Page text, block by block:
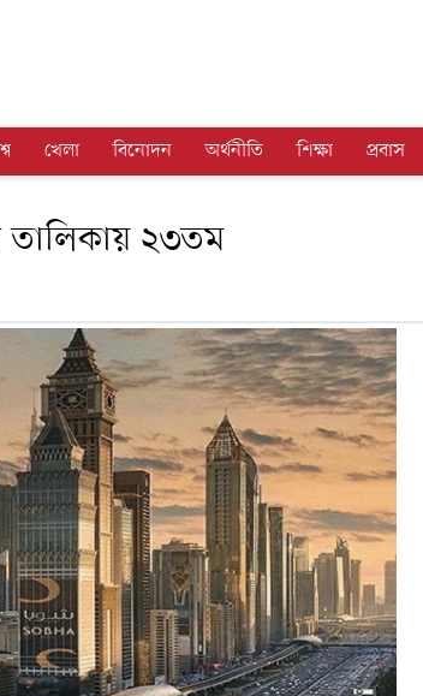
খেলা বিনোদন অর্থনীতি শিক্ষা প্রবাস
তালিকায় ২৩তম